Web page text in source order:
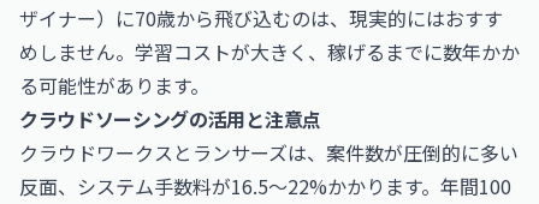
ザイナー）に70歳から飛び込むのは、現実的にはおすす
めしません。学習コストが大きく、稼げるまでに数年かか
る可能性があります。
クラウドソーシングの活用と注意点
クラウドワークスとランサーズは、案件数が圧倒的に多い
反面、システム手数料が16.5〜22%かかります。年間100